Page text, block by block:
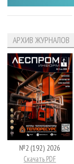
АРХИВ ЖУРНАЛОВ
№2 (192) 2026
Скачать PDF